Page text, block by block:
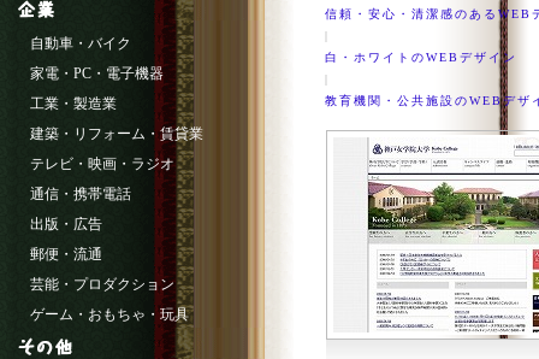
信頼・安心・清潔感のあるWEB
|
白・ホワイトのWEBデザイン
|
教育機関・公共施設のWEBデザ
自動車・バイク
家電・PC・電子機器
工業・製造業
建築・リフォーム・賃貸業
テレビ・映画・ラジオ
通信・携帯電話
出版・広告
郵便・流通
芸能・プロダクション
ゲーム・おもちゃ・玩具